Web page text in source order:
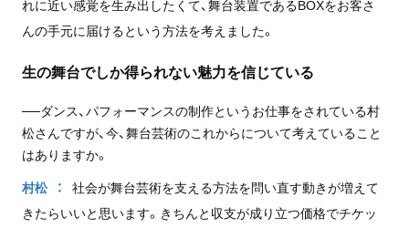
れに近い感覚を生み出したくて、舞台装置であるBOXをお客さ
んの手元に届けるという方法を考えました。
生の舞台でしか得られない魅力を信じている
──ダンス、パフォーマンスの制作というお仕事をされている村
松さんですが、今、舞台芸術のこれからについて考えていること
はありますか。
村松
社会が舞台芸術を支える方法を問い直す動きが増えて
きたらいいと思います。きちんと収支が成り立つ価格でチケッ